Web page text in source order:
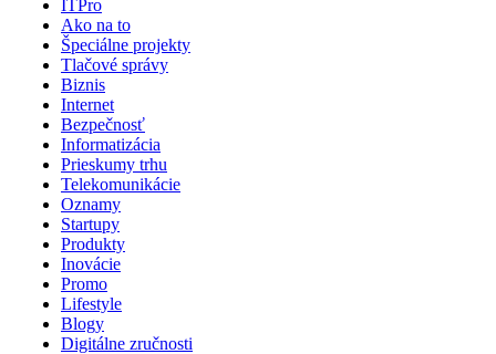
ITPro
Ako na to
Špeciálne projekty
Tlačové správy
Biznis
Internet
Bezpečnosť
Informatizácia
Prieskumy trhu
Telekomunikácie
Oznamy
Startupy
Produkty
Inovácie
Promo
Lifestyle
Blogy
Digitálne zručnosti